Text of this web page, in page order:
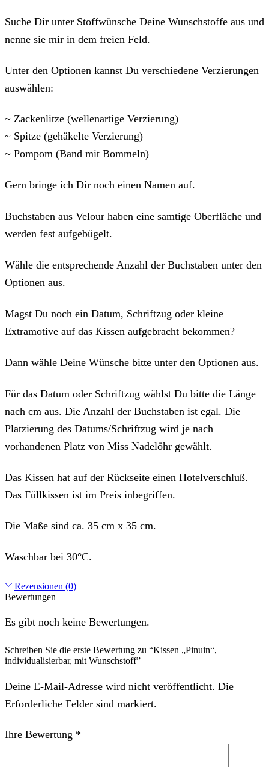
Suche Dir unter Stoffwünsche Deine Wunschstoffe aus und
nenne sie mir in dem freien Feld.
Unter den Optionen kannst Du verschiedene Verzierungen
auswählen:
~ Zackenlitze (wellenartige Verzierung)
~ Spitze (gehäkelte Verzierung)
~ Pompom (Band mit Bommeln)
Gern bringe ich Dir noch einen Namen auf.
Buchstaben aus Velour haben eine samtige Oberfläche und
werden fest aufgebügelt.
Wähle die entsprechende Anzahl der Buchstaben unter den
Optionen aus.
Magst Du noch ein Datum, Schriftzug oder kleine
Extramotive auf das Kissen aufgebracht bekommen?
Dann wähle Deine Wünsche bitte unter den Optionen aus.
Für das Datum oder Schriftzug wählst Du bitte die Länge
nach cm aus. Die Anzahl der Buchstaben ist egal. Die
Platzierung des Datums/Schriftzug wird je nach
vorhandenen Platz von Miss Nadelöhr gewählt.
Das Kissen hat auf der Rückseite einen Hotelverschluß.
Das Füllkissen ist im Preis inbegriffen.
Die Maße sind ca. 35 cm x 35 cm.
Waschbar bei 30°C.
Rezensionen (0)
Bewertungen
Es gibt noch keine Bewertungen.
Schreiben Sie die erste Bewertung zu “Kissen „Pinuin“,
individualisierbar, mit Wunschstoff”
Deine E-Mail-Adresse wird nicht veröffentlicht. Die
Erforderliche Felder sind markiert.
Ihre Bewertung *